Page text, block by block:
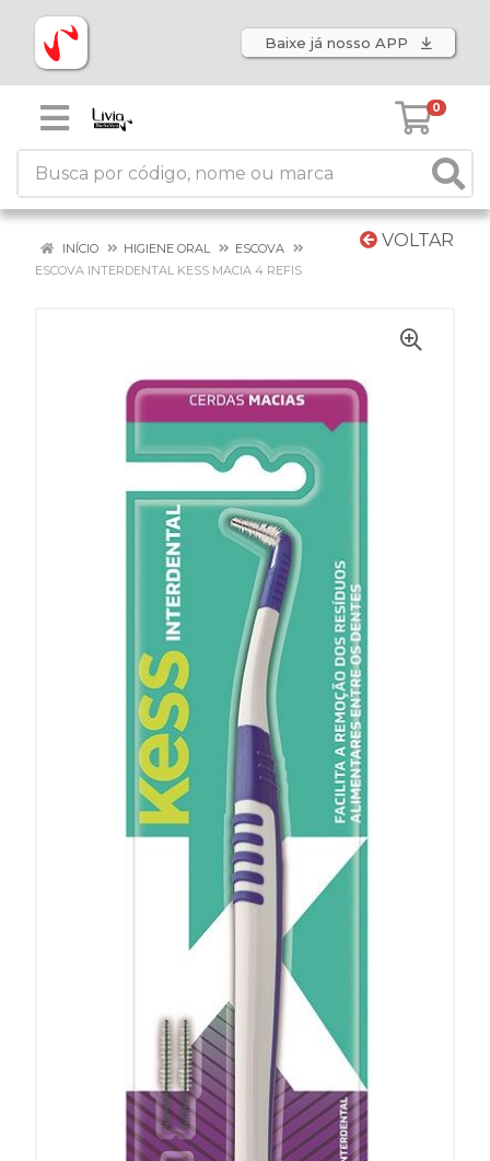
Baixe já nosso APP
0
VOLTAR
INÍCIO HIGIENE ORAL
ESCOVA
ESCOVA INTERDENTAL KESS MACIA 4 REFIS